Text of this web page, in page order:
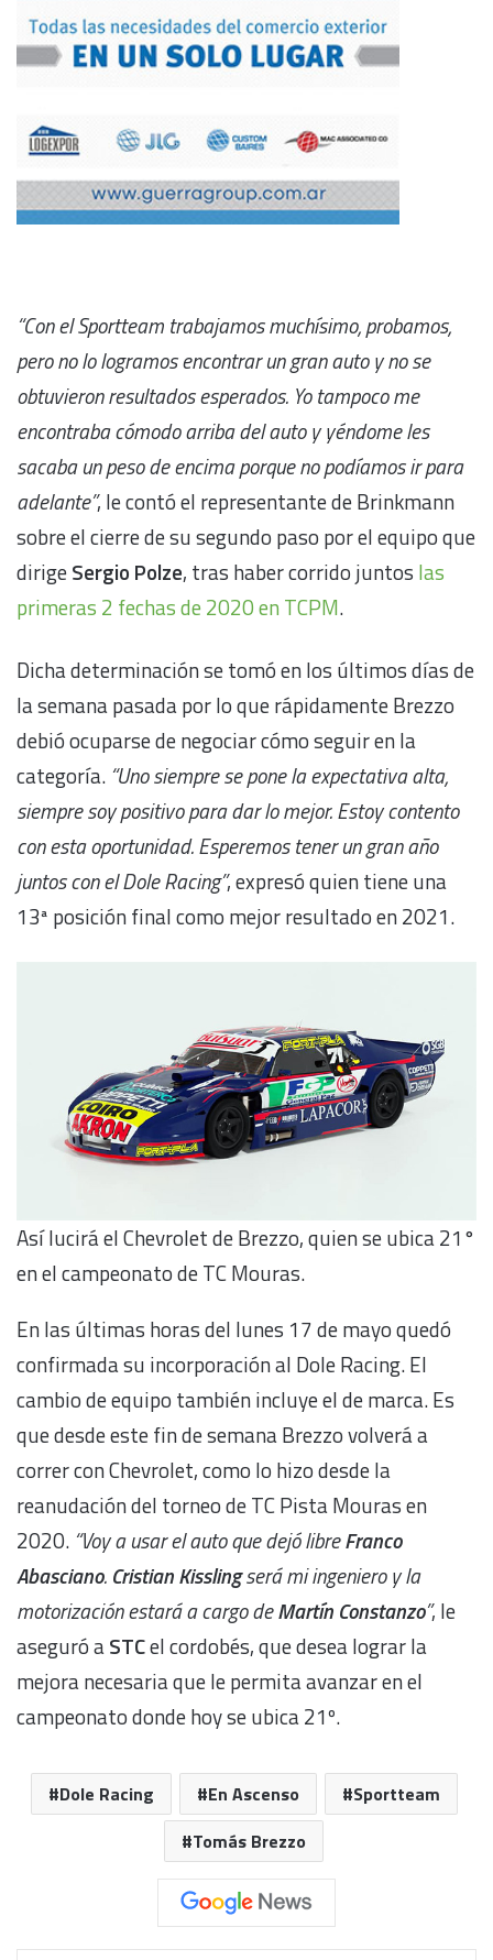
“Con el Sportteam trabajamos muchísimo, probamos,
pero no lo logramos encontrar un gran auto y no se
obtuvieron resultados esperados. Yo tampoco me
encontraba cómodo arriba del auto y yéndome les
sacaba un peso de encima porque no podíamos ir para
adelante”, le contó el representante de Brinkmann
sobre el cierre de su segundo paso por el equipo que
dirigeSergio Polze, tras haber corrido juntos las
primeras 2 fechas de 2020 en TCPM.
Dicha determinación se tomó en los últimos días de
la semana pasada por lo que rápidamente Brezzo
debió ocuparse de negociar cómo seguir en la
categoría. “Uno siempre se pone la expectativa alta,
siempre soy positivo para dar lo mejor. Estoy contento
con esta oportunidad. Esperemos tener un gran año
juntos con el Dole Racing”, expresó quien tiene una
13ª posición final como mejor resultado en 2021.
Así lucirá el Chevrolet de Brezzo, quien se ubica 21°
en el campeonato de TC Mouras.
En las últimas horas del lunes 17 de mayo quedó
confirmada su incorporación al Dole Racing. El
cambio de equipo también incluye el de marca. Es
que desde este fin de semana Brezzo volverá a
correr con Chevrolet, como lo hizo desde la
reanudación del torneo de TC Pista Mouras en
2020. “Voy a usar el auto que dejó libreFranco
Abasciano. Cristian Kisslingserá mi ingeniero y la
motorización estará a cargo deMartín Constanzo”, le
aseguró aSTCel cordobés, que desea lograr la
mejora necesaria que le permita avanzar en el
campeonato donde hoy se ubica 21º.
Dole Racing En Ascenso
Sportteam
Tomás Brezzo